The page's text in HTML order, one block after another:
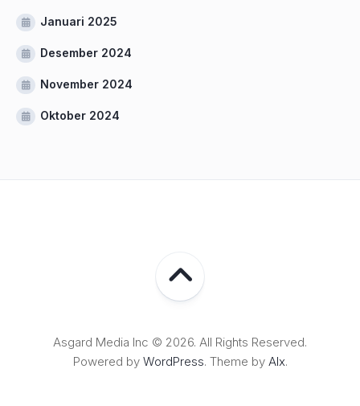
Januari 2025
Desember 2024
November 2024
Oktober 2024
Asgard Media Inc © 2026. All Rights Reserved.
Powered by WordPress. Theme by Alx.